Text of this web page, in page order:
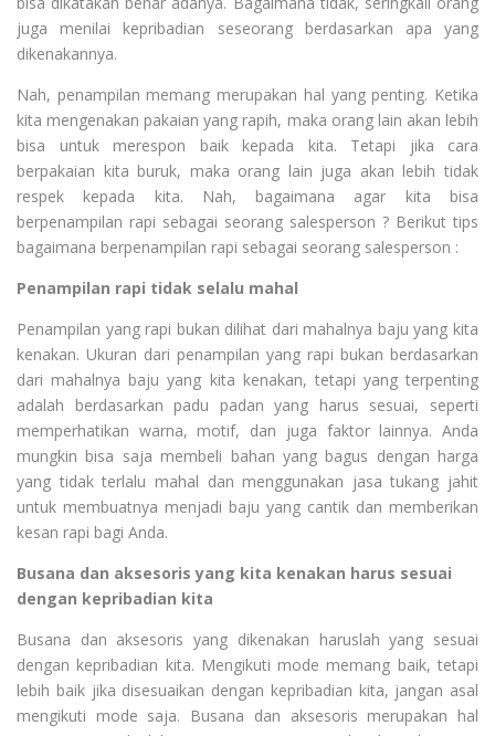
juga menilai kepribadian seseorang berdasarkan apa yang
dikenakannya.
Nah, penampilan memang merupakan hal yang penting. Ketika
kita mengenakan pakaian yang rapih, maka orang lain akan lebih
bisa untuk merespon baik kepada kita. Tetapi jika cara
berpakaian kita buruk, maka orang lain juga akan lebih tidak
respek kepada kita. Nah, bagaimana agar kita bisa
berpenampilan rapi sebagai seorang salesperson ? Berikut tips
bagaimana berpenampilan rapi sebagai seorang salesperson :
Penampilan rapi tidak selalu mahal
Penampilan yang rapi bukan dilihat dari mahalnya baju yang kita
kenakan. Ukuran dari penampilan yang rapi bukan berdasarkan
dari mahalnya baju yang kita kenakan, tetapi yang terpenting
adalah berdasarkan padu padan yang harus sesuai, seperti
memperhatikan warna, motif, dan juga faktor lainnya. Anda
mungkin bisa saja membeli bahan yang bagus dengan harga
yang tidak terlalu mahal dan menggunakan jasa tukang jahit
untuk membuatnya menjadi baju yang cantik dan memberikan
kesan rapi bagi Anda.
Busana dan aksesoris yang kita kenakan harus sesuai
dengan kepribadian kita
Busana dan aksesoris yang dikenakan haruslah yang sesuai
dengan kepribadian kita. Mengikuti mode memang baik, tetapi
lebih baik jika disesuaikan dengan kepribadian kita, jangan asal
mengikuti mode saja. Busana dan aksesoris merupakan hal